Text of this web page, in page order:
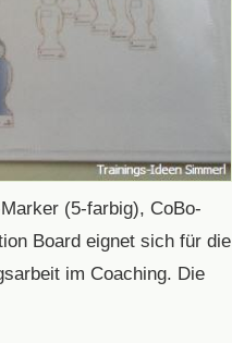
(5-farbig), CoBo-
Board eignet sich für die
im Coaching. Die